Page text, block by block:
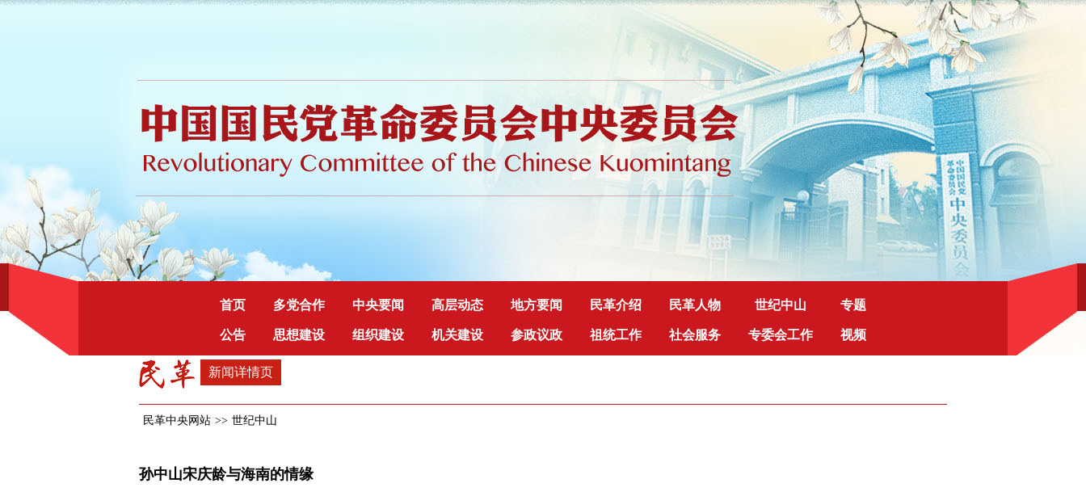
首页 多党合作 中央要闻 高层动态 地方要闻 民革介绍 民革人物 世纪中山 专题
公告 思想建设 组织建设 机关建设 参政议政 祖统工作 社会服务 专委会工作 视频
新闻详情页
民革中央网站 >> 世纪中山
孙中山宋庆龄与海南的情缘